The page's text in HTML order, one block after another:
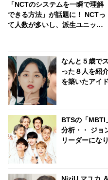
「NCTのシステムを一瞬で理解
できる方法」が話題に！ NCTっ
て人数が多いし、派生ユニット
解決
なんと５歳で
った８人を紹
を築いたアイ
BTSの「MBTI
分析・・ ジョ
リーダーにな
NiziU マユカ